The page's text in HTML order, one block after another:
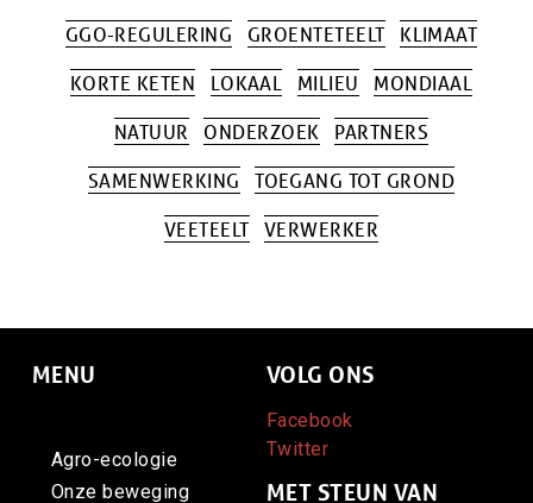
GGO-REGULERING
GROENTETEELT
KLIMAAT
KORTE KETEN
LOKAAL MILIEU
MONDIAAL
NATUUR
ONDERZOEK
PARTNERS
SAMENWERKING
TOEGANG TOT GROND
VEETEELT
VERWERKER
MENU
Agro-ecologie
Onze beweging
VOLG ONS
Facebook
Twitter
MET STEUN VAN